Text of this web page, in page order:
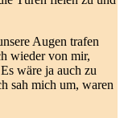
Augen trafen
wieder von mir,
wäre ja auch zu
sah mich um, waren